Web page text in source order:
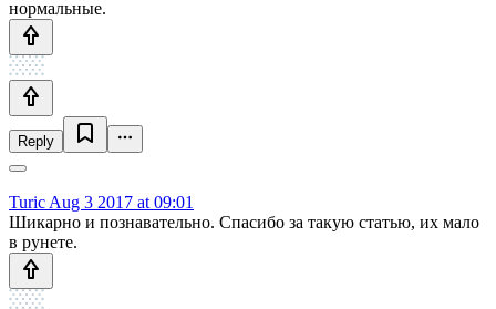
нормальные.
Reply
Turic Aug 3 2017 at 09:01
Шикарно и познавательно. Спасибо за такую статью, их мало
в рунете.